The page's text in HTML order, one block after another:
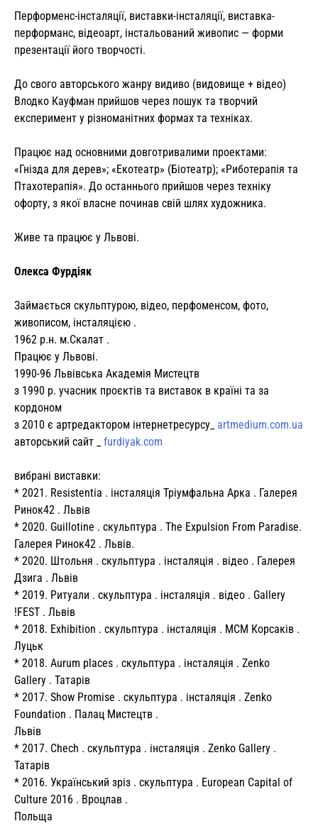
Перформенс-інсталяції, виставки-інсталяції, виставка-
перформанс, відеоарт, інстальований живопис — форми
презентації його творчості.
До свого авторського жанру видиво (видовище + відео)
Влодко Кауфман прийшов через пошук та творчий
експеримент у різноманітних формах та техніках.
Працює над основними довготривалими проектами:
«Гнізда для дерев»; «Екотеатр» (Біотеатр); «Риботерапія та
Птахотерапія». До останнього прийшов через техніку
офорту, з якої власне починав свій шлях художника.
Живе та працює у Львові.
Олекса Фурдіяк
Займається скульптурою, відео, перфоменсом, фото,
живописом, інсталяцією .
1962 р.н. м.Скалат .
Працює у Львові.
1990-96 Львівська Академія Мистецтв
з 1990 р. учасник проєктів та виставок в країні та за
кордоном
з 2010 є артредактором інтернетресурсу_ artmedium.com.ua
авторський сайт _ furdiyak.com
вибрані виставки:
* 2021. Resistentia . інсталяція Тріумфальна Арка . Галерея
Ринок42 . Львів
* 2020. Guillotine . скульптура . The Expulsion From Paradise.
Галерея Ринок42 . Львів.
* 2020. Штольня . скульптура . інсталяція . відео . Галерея
Дзига . Львів
* 2019. Ритуали . скульптура . інсталяція . відео . Gallery
!FEST . Львів
* 2018. Exhibition . скульптура . інсталяція . МСМ Корсаків .
Луцьк
* 2018. Aurum places . скульптура . інсталяція . Zenko
Gallery . Татарів
* 2017. Show Promise . скульптура . інсталяція . Zenko
Foundation . Палац Мистецтв .
Львів
* 2017. Chech . скульптура . інсталяція . Zenko Gallery .
Татарів
* 2016. Український зріз . скульптура . European Capital of
Culture 2016 . Вроцлав .
Польща